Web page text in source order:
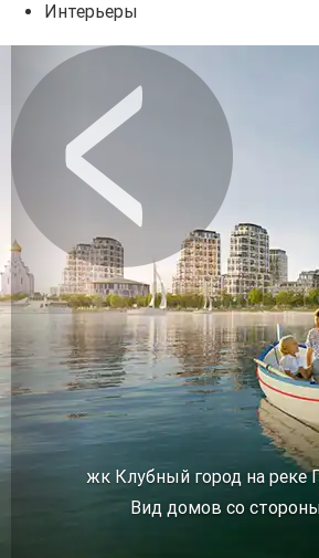
Интерьеры
жк Клубный город на реке
Вид домов со
Предыдущее